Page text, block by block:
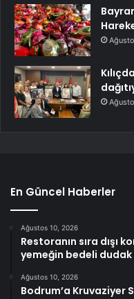
En Güncel Haberler
Ağustos 10, 2026
Restoranın sıra dışı
yemeğin bedeli
Ağustos 10, 2026
Bodrum’a Kruvaziyer